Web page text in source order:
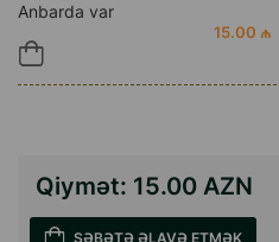
Anbarda var
15.00 ₼
Qiymət: 15.00 AZN
SƏBƏTƏ ƏLAVƏ ETMƏK